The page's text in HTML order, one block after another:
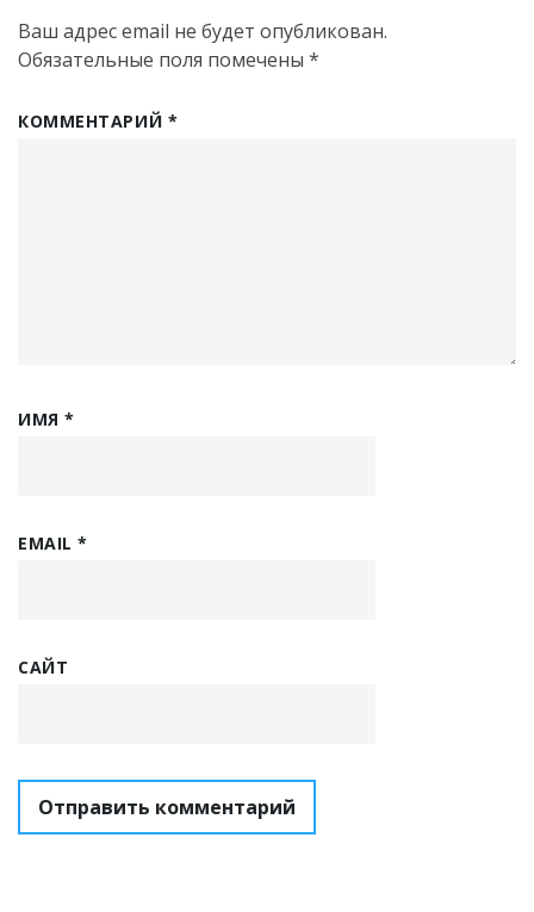
Ваш адрес email не будет опубликован.
Обязательные поля помечены *
КОММЕНТАРИЙ *
ИМЯ*
EMAIL*
САЙТ